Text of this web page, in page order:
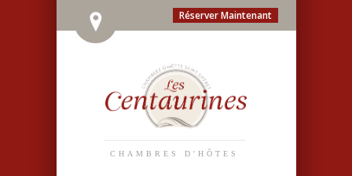
Réserver Maintenant
CHAMBRES D'HÔTES